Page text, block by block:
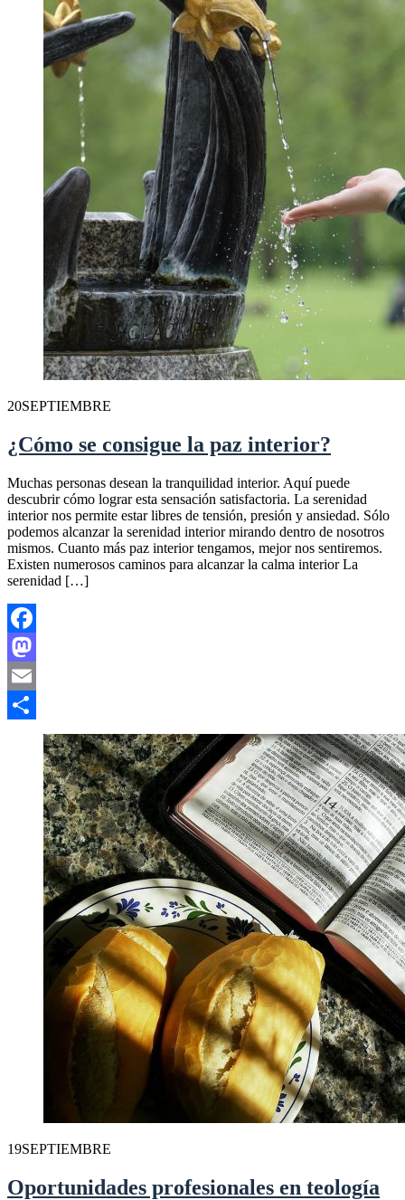
20SEPTIEMBRE
¿Cómo se consigue la paz interior?
Muchas personas desean la tranquilidad interior. Aquí puede
descubrir cómo lograr esta sensación satisfactoria. La serenidad
interior nos permite estar libres de tensión, presión y ansiedad. Sólo
podemos alcanzar la serenidad interior mirando dentro de nosotros
mismos. Cuanto más paz interior tengamos, mejor nos sentiremos.
Existen numerosos caminos para alcanzar la calma interior La
serenidad […]
Facebook
Mastodon
Email
Compartir
19SEPTIEMBRE
Oportunidades profesionales en teología